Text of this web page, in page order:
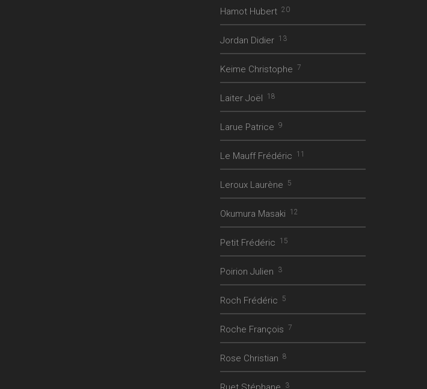
Hamot Hubert 20
Jordan Didier 13
Keime Christophe 7
Laiter Joël 18
Larue Patrice 9
Le Mauff Frédéric 11
Leroux Laurène 5
Okumura Masaki 12
Petit Frédéric 15
Poirion Julien 3
Roch Frédéric 5
Roche François 7
Rose Christian 8
3